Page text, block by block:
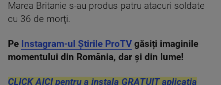
Marea Britanie s-au produs patru atacuri soldate
cu 36 de morţi.
Pe Instagram-ul Știrile ProTV găsiți imaginile
momentului din România, dar și din lume!
CLICK AICI pentru a instala GRATUIT aplicația